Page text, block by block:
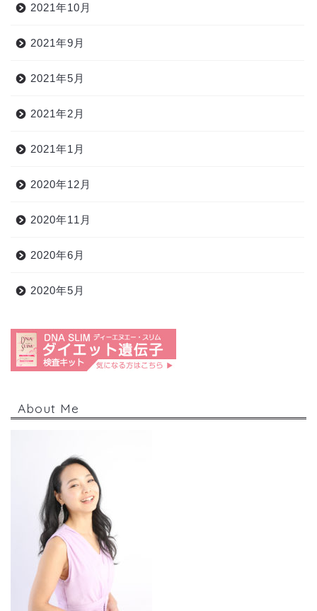
2021年10月
2021年9月
2021年5月
2021年2月
2021年1月
2020年12月
2020年11月
2020年6月
2020年5月
About Me